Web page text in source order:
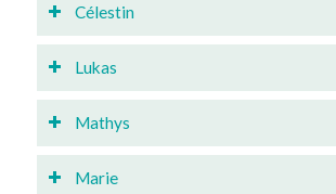
Célestin
Lukas
Mathys
Marie